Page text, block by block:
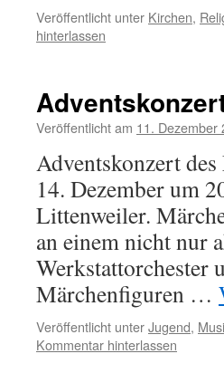
Veröffentlicht unter Kirchen,
hinterlassen
Veröffentlicht am 11. Dezember
Adventskonzert
14. Dezember um
Littenweiler.
an einem nicht nur
Werkstattorchester
Märchenfiguren …
Veröffentlicht unterJugend,
Kommentar hinterlassen